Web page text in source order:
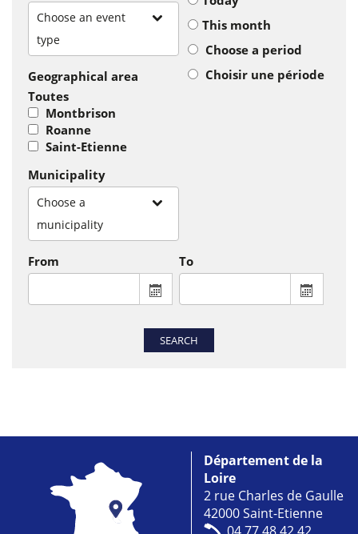
Choose an event
type
Geographical area
Toutes
Montbrison
Roanne
Saint-Etienne
Municipality
Choose a
municipality
This month
Choose a period
Choisir une période
From
From : display the calendar to
To
To :
SEARCH
Département de la
Loire
2 rue Charles de Gaulle
42000 Saint-Etienne